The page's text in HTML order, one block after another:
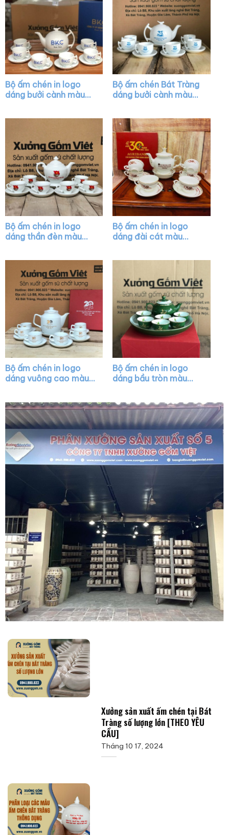
Bộ ấm chén in logo
dáng bưởi cành màu
Bộ ấm chén Bát Tràng
dáng bưởi cành màu
Bộ ấm chén in logo
dáng thần đèn màu
Bộ ấm chén in logo
dáng đài cát màu
Bộ ấm chén in logo
dáng vuông cao màu
Bộ ấm chén in logo
dáng bầu tròn màu
Xưởng sản xuất ấm chén tại Bát
Tràng số lượng lớn [THEO YÊU
CẦU]
Tháng 10 17, 2024